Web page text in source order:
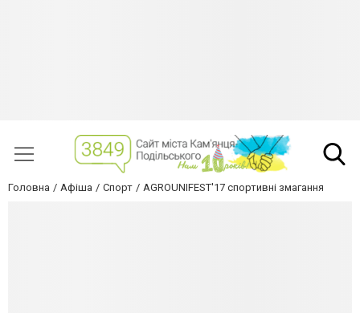
Головна Афіша Спорт AGROUNIFEST'17 спортивні змагання